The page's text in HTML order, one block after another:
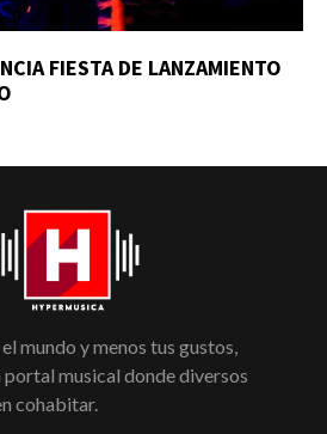
FIESTA DE LANZAMIENTO
mundo y menos tus gustos,
musical donde diversos
cohabitar.